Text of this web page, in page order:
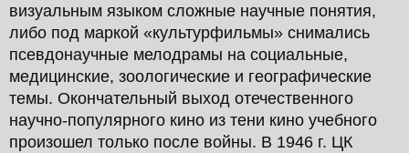
визуальным языком сложные научные понятия,
либо под маркой «культурфильмы» снимались
псевдонаучные мелодрамы на социальные,
медицинские, зоологические и географические
темы. Окончательный выход отечественного
научно-популярного кино из тени кино учебного
произошел только после войны. В 1946 г. ЦК